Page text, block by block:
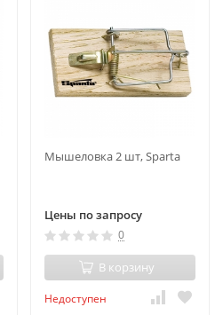
Мышеловка 2 шт, Sparta
Цены по запросу
0
В корзину
Недоступен